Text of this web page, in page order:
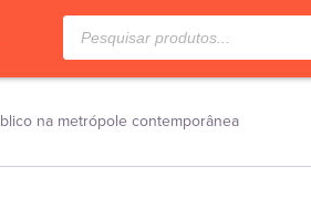
Pesquisar
produtos
na metrópole contemporânea